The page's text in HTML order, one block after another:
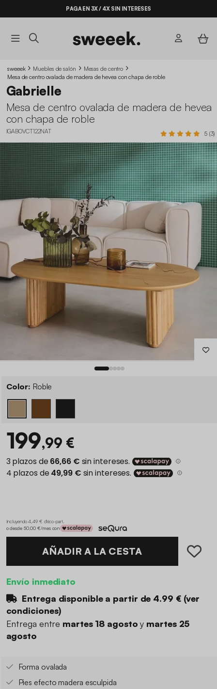
PAGA EN 3X / 4X SIN INTERESES
sweeek Muebles de salón
Mesas de centro
Mesa de centro ovalada de madera de hevea con chapa de roble
Gabrielle
Mesa de centro ovalada de madera de hevea
con chapa de roble
IGABOVCT122NAT 5 (3)
Color: Roble
199,99 €
Incluyendo 4,49 € d'éco-part.
o desde 50,00 €/mes con
AÑADIR A LA CESTA
Envío inmediato
Entrega disponible a partir de 4.99 €(ver
condiciones)
Entrega entre martes 18 agostoy martes 25
agosto
Forma ovalada
Pies efecto madera esculpida